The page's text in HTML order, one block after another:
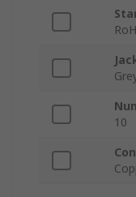
10